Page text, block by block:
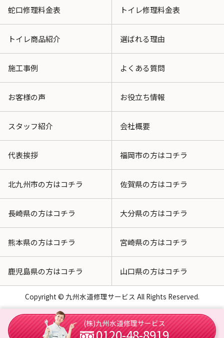
蛇口修理料金表 トイレ修理料金表
トイレ商品紹介 選ばれる理由
施工事例 よくある質問
お客様の声 お役立ち情報
スタッフ紹介 会社概要
代表挨拶 福岡市の方はコチラ
北九州市の方はコチラ 佐賀県の方はコチラ
長崎県の方はコチラ 大分県の方はコチラ
熊本県の方はコチラ 宮崎県の方はコチラ
鹿児島県の方はコチラ 山口県の方はコチラ
Copyright © 九州水道修理サービス All Rights Reserved.
(株)九州水道修理サービス